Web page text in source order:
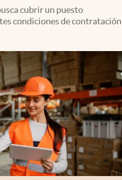
cubrir un puesto
condiciones de contratación